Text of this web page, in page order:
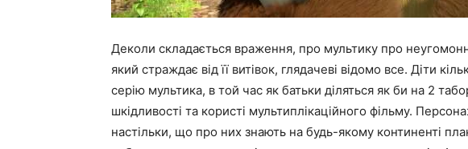
Деколи складається враження, про мультику про
який страждає від її витівок, глядачеві відомо все. Діти
серію мультика, в той час як батьки діляться як би на 2
шкідливості та користі мультиплікаційного фільму.
настільки, що про них знають на будь-якому континенті